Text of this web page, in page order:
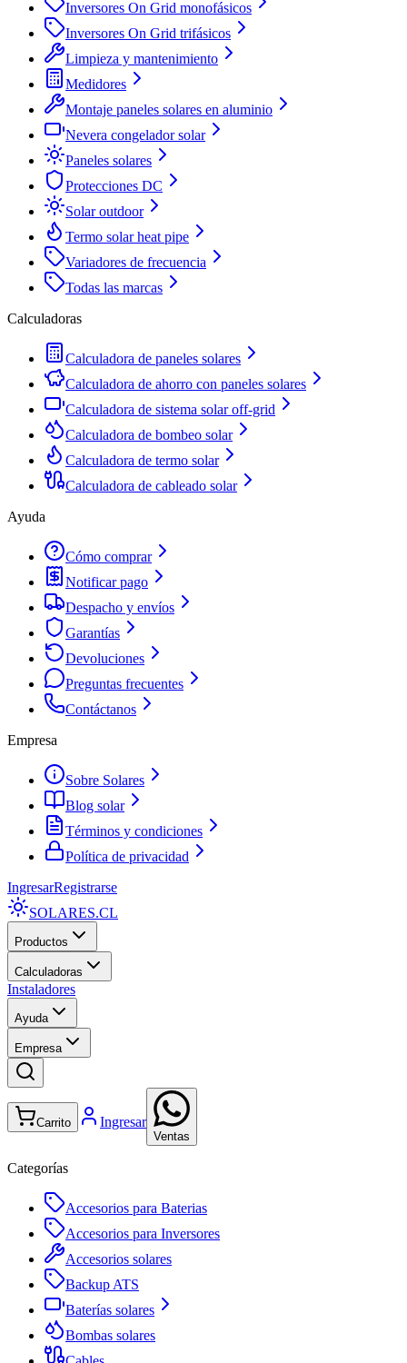
Inversores On Grid monofásicos
Inversores On Grid trifásicos
Limpieza y mantenimiento
Medidores
Montaje paneles solares en aluminio
Nevera congelador solar
Paneles solares
Protecciones DC
Solar outdoor
Termo solar heat pipe
Variadores de frecuencia
Todas las marcas
Calculadoras
Calculadora de paneles solares
Calculadora de ahorro con paneles solares
Calculadora de sistema solar off-grid
Calculadora de bombeo solar
Calculadora de termo solar
Calculadora de cableado solar
Ayuda
Cómo comprar
Notificar pago
Despacho y envíos
Garantías
Devoluciones
Preguntas frecuentes
Contáctanos
Empresa
Sobre Solares
Blog solar
Términos y condiciones
Política de privacidad
IngresarRegistrarse
SOLARES.CL
Productos
Calculadoras
Instaladores
Ayuda
Empresa
Carrito Ingresar
Ventas
Categorías
Accesorios para Baterias
Accesorios para Inversores
Accesorios solares
Backup ATS
Baterías solares
Bombas solares